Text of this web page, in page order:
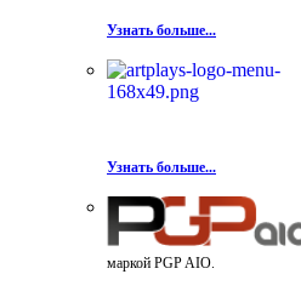
Узнать больше...
Узнать больше...
маркой PGP AIO.